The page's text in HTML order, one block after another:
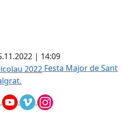
| 14:09
2022
Festa Major de Sant